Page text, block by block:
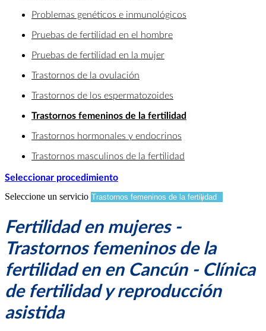
Problemas genéticos e inmunológicos
Pruebas de fertilidad en el hombre
Pruebas de fertilidad en la mujer
Trastornos de la ovulación
Trastornos de los espermatozoides
Trastornos femeninos de la fertilidad
Trastornos hormonales y endocrinos
Trastornos masculinos de la fertilidad
Seleccionar procedimiento
Seleccione un servicio
Fertilidad en mujeres -
Trastornos femeninos de la
fertilidad en en Cancún - Clínica
de fertilidad y reproducción
asistida